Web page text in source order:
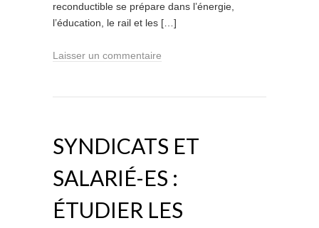
reconductible se prépare dans l’énergie,
l’éducation, le rail et les […]
Laisser un commentaire
SYNDICATS ET
SALARIÉ-ES :
ÉTUDIER LES